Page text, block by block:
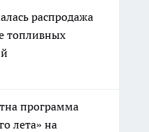
распродажа
топливных
программа
лета» на